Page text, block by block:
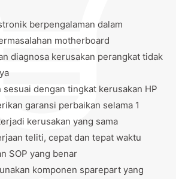
berpengalaman dalam
motherboard
diagnosa kerusakan perangkat tidak
sesuai dengan tingkat kerusakan HP
garansi perbaikan selama 1
kerusakan yang sama
teliti, cepat dan tepat waktu
SOP yang benar
komponen sparepart yang